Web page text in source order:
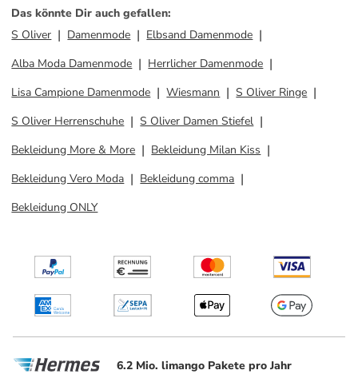
Das könnte Dir auch gefallen:
S Oliver
Damenmode
Elbsand Damenmode
Alba Moda Damenmode
Herrlicher Damenmode
Lisa Campione Damenmode
Wiesmann
S Oliver Ringe
S Oliver Herrenschuhe
S Oliver Damen Stiefel
Bekleidung More & More
Bekleidung Milan Kiss
Bekleidung Vero Moda
Bekleidung comma
Bekleidung ONLY
6.2 Mio. limango Pakete pro Jahr